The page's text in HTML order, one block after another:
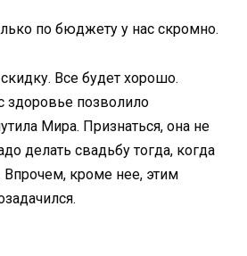
по бюджету у нас скромно.
Все будет хорошо.
здоровье позволило
Мира. Признаться, она не
делать свадьбу тогда, когда
Впрочем, кроме нее, этим